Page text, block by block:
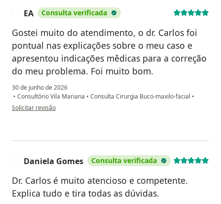
EA Consulta verificada
Gostei muito do atendimento, o dr. Carlos foi
pontual nas explicações sobre o meu caso e
apresentou indicações mêdicas para a correção
do meu problema. Foi muito bom.
30 de junho de 2026
• Consultório Vila Mariana • Consulta Cirurgia Buco-maxilo-facial •
na opinião do utilizador EA
Solicitar revisão
Daniela Gomes Consulta verificada
Dr. Carlos é muito atencioso e competente.
Explica tudo e tira todas as dúvidas.